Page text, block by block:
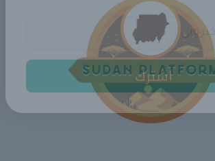
البريدية لدينا لتلقي آخر التحديثات.
اشترك